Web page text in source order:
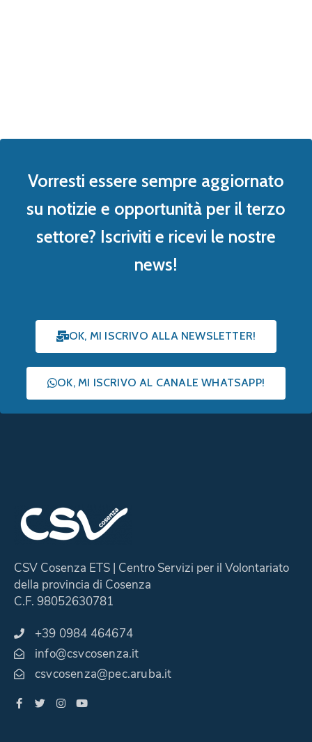
Vorresti essere sempre aggiornato
su notizie e opportunità per il terzo
settore? Iscriviti e ricevi le nostre
news!
OK, MI ISCRIVO ALLA NEWSLETTER!
OK, MI ISCRIVO AL CANALE WHATSAPP!
CSV Cosenza ETS | Centro Servizi per il Volontariato
della provincia di Cosenza
C.F. 98052630781
+39 0984 464674
info@csvcosenza.it
csvcosenza@pec.aruba.it